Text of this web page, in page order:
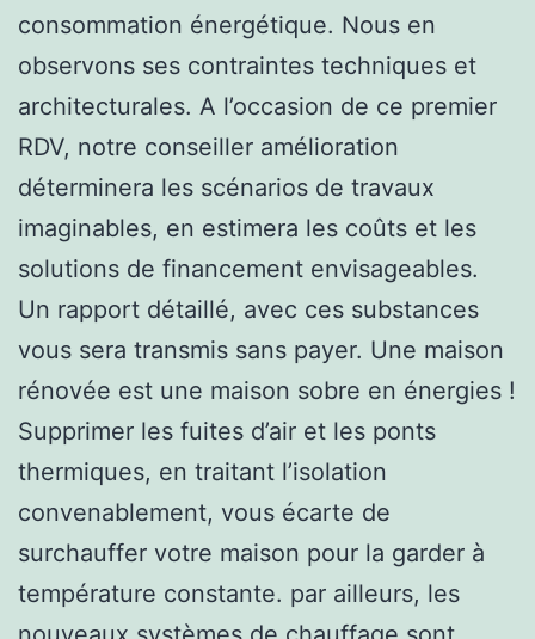
consommation énergétique. Nous en
observons ses contraintes techniques et
architecturales. A l’occasion de ce premier
RDV, notre conseiller amélioration
déterminera les scénarios de travaux
imaginables, en estimera les coûts et les
solutions de financement envisageables.
Un rapport détaillé, avec ces substances
vous sera transmis sans payer. Une maison
rénovée est une maison sobre en énergies !
Supprimer les fuites d’air et les ponts
thermiques, en traitant l’isolation
convenablement, vous écarte de
surchauffer votre maison pour la garder à
température constante. par ailleurs, les